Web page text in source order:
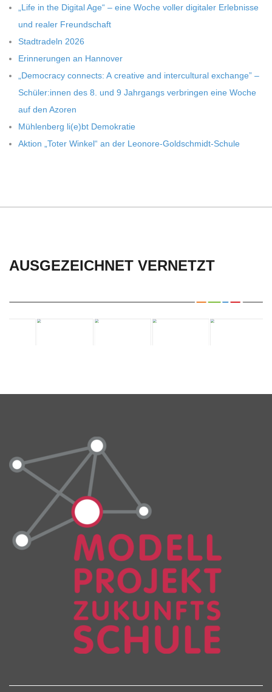
D
T
-
S
C
L
„Life in the Digi­tal Age“ – eine Woche vol­ler digi­ta­ler Erleb­nisse
und rea­ler Freundschaft
Stadt­ra­deln 2026
Erin­ne­run­gen an Hannover
„Demo­cracy con­nects: A crea­tive and inter­cul­tu­ral exch­ange” –
Schüler:innen des 8. und 9 Jahr­gangs ver­brin­gen eine Woche
auf den Azoren
Müh­len­berg li(e)bt Demokratie
Aktion „Toter Win­kel“ an der Leonore-Goldschmidt-Schule
AUSGEZEICHNET VERNETZT